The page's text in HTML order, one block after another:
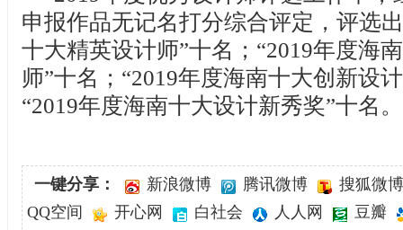
申报作品无记名打分综合评定，评选
十大精英设计师”十名；“2019年度海
师”十名；“2019年度海南十大创新设
“2019年度海南十大设计新秀奖”十名。
一键分享： 新浪微博 腾讯微博
搜狐微博
QQ空间
开心网 白社会 人人网
豆瓣